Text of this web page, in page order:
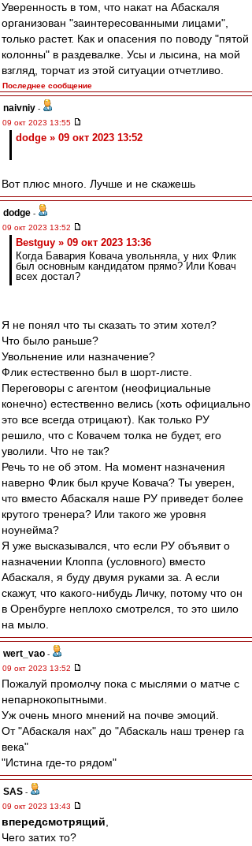
Уверенность в том, что накат на Абаскаля
организован "заинтересованными лицами",
только растет. Как и опасения по поводу "пятой
колонны" в раздевалке. Усы и лысина, на мой
взгляд, торчат из этой ситуации отчетливо.
Последнее сообщение
naivniy -
09 окт 2023 13:55
dodge » 09 окт 2023 13:52
Вот плюс много. Лучше и не скажешь
dodge -
09 окт 2023 13:52
Bestguy » 09 окт 2023 13:36
Когда Бавария Ковача увольняла, у них Флик
был основным кандидатом прямо? Или Ковач
всех достал?
Я не понял что ты сказать то этим хотел?
Что было раньше?
Увольнение или назначение?
Флик естественно был в шорт-листе.
Переговоры с агентом (неофициальные
конечно) естественно велись (хоть официально
это все всегда отрицают). Как только РУ
решило, что с Ковачем толка не будет, его
уволили. Что не так?
Речь то не об этом. На момент назначения
наверно Флик был круче Ковача? Ты уверен,
что вместо Абаскаля наше РУ приведет более
крутого тренера? Или такого же уровня
ноунейма?
Я уже высказывался, что если РУ объявит о
назначении Клоппа (условного) вместо
Абаскаля, я буду двумя руками за. А если
скажут, что какого-нибудь Личку, потому что он
в Оренбурге неплохо смотрелся, то это шило
на мыло.
wert_vao -
09 окт 2023 13:52
Пожалуй промолчу пока с мыслями о матче с
непарнокопытными.
Уж очень много мнений на почве эмоций.
От "Абаскаля нах" до "Абаскаль наш тренер га
века"
"Истина где-то рядом"
SAS -
09 окт 2023 13:43
впередсмотрящий
Чего затих то?